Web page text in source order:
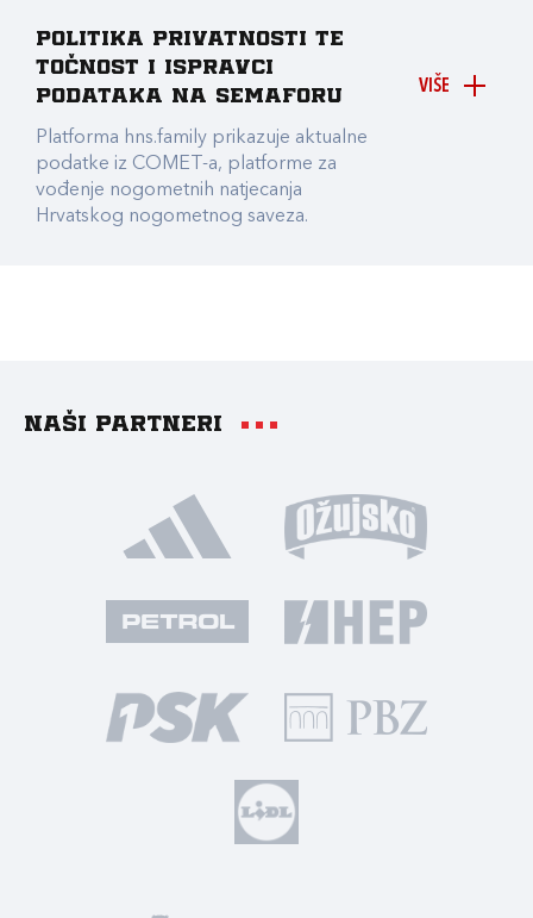
VIŠE
Politika privatnosti te
točnost i ispravci
podataka na Semaforu
Platforma hns.family prikazuje aktualne
podatke iz COMET-a, platforme za
vođenje nogometnih natjecanja
Hrvatskog nogometnog saveza.
Naši partneri